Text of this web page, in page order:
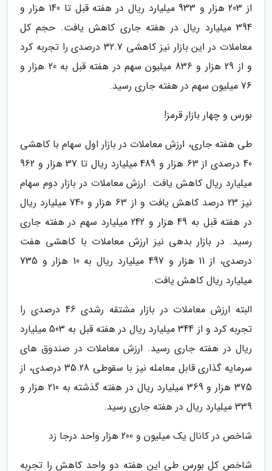
از 203 هزار و 933 میلیارد ریال در هفته قبل تا 140 هزار و
394 میلیارد ریال در هفته جاری کاهش یافت. حجم کل
معاملات در این بازار نیز کاهشی 32.7 درصدی را تجربه کرد
و از 29 هزار و 836 میلیون سهم در هفته قبل به 20 هزار و
76 میلیون سهم در هفته جاری رسید.
بورس و چهار بازار قرمز!
طی هفته جاری، ارزش معاملات در بازار اول سهام با کاهشی
40 درصدی از 63 هزار و 489 میلیارد ریال تا 37 هزار و 962
میلیارد ریال کاهش یافت. ارزش معاملات در بازار دوم سهام
نیز 23 درصد کاهش یافت و از 63 هزار و 740 میلیارد ریال
در هفته قبل به 49 هزار و 242 میلیارد سهم در هفته جاری
رسید. در بازار بدهی نیز ارزش معاملات با کاهشی هفت
درصدی، از 11 هزار و 497 میلیارد ریال به 10 هزار و 735
میلیارد ریال کاهش یافت.
البته ارزش معاملات در بازار مشتقه رشدی 46 درصدی را
تجربه کرد و از 344 میلیارد ریال در هفته قبل به 503 میلیارد
ریال در هفته جاری رسید. ارزش معاملات در صندوق های
سرمایه گذاری قابل معامله نیز با سقوطی 35.28 درصدی، از
375 هزار و 369 میلیارد ریال در هفته گذشته به 210 هزار و
339 میلیارد ریال در هفته جاری رسید.
شاخص در کانال یک میلیون و 200 هزار واحد درجا زد
شاخص کل بورس طی این هفته دو واحد کاهش را تجربه